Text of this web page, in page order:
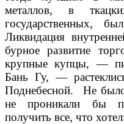
металлов, в
государственных,
Ликвидация
бурное развитие
крупные купцы, —
Бань Гу, —
Поднебесной. Не
не проникали бы
получить все, что